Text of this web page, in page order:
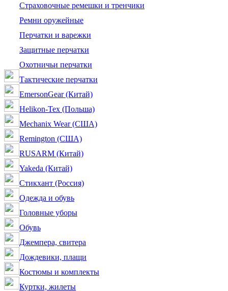
Страховочные ремешки и тренчики
Ремни оружейные
Перчатки и варежки
Защитные перчатки
Охотничьи перчатки
Тактические перчатки
EmersonGear (Китай)
Helikon-Tex (Польша)
Mechanix Wear (США)
Remington (США)
RUSARM (Китай)
Yakeda (Китай)
Стикхант (Россия)
Одежда и обувь
Головные уборы
Обувь
Джемпера, свитера
Дождевики, плащи
Костюмы и комплекты
Куртки, жилеты